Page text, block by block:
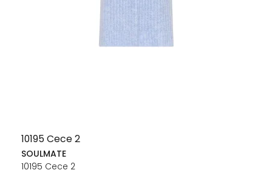
10195 Cece 2
SOULMATE
10195 Cece 2